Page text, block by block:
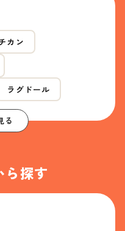
カン
ラグドール
る
ら探す